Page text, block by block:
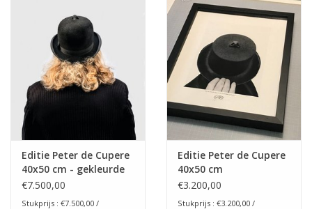
Editie Peter de Cupere
40x50 cm - gekleurde
versie
€7.500,00
Stukprijs : €7.500,00 /
Editie Peter de Cupere
40x50 cm
€3.200,00
Stukprijs : €3.200,00 /